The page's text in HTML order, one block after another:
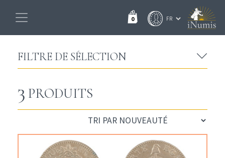
0
FILTRE DE SÉLECTION
3 PRODUITS